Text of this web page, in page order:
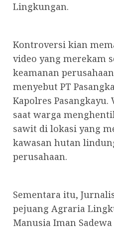
Lingkungan.
Kontroversi kian
video yang merekam
keamanan
menyebut PT
Kapolres
saat warga
sawit di lokasi yang
kawasan hutan
perusahaan.
Sementara itu,
pejuang Agraria
Manusia Iman